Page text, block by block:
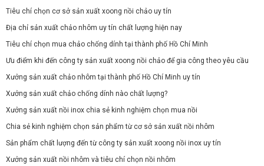
Tiêu chí chọn cơ sở sản xuất xoong nồi chảo uy tín
Địa chỉ sản xuất chảo nhôm uy tín chất lượng hiện nay
Tiêu chí chọn mua chảo chống dính tại thành phố Hồ Chí Minh
Ưu điểm khi đến công ty sản xuất xoong nồi chảo để gia công theo yêu cầu
Xưởng sản xuất chảo nhôm tại thành phố Hồ Chí Minh uy tín
Xưởng sản xuất chảo chống dính nào chất lượng?
Xưởng sản xuất nồi inox chia sẻ kinh nghiệm chọn mua nồi
Chia sẻ kinh nghiệm chọn sản phẩm từ cơ sở sản xuất nồi nhôm
Sản phẩm chất lượng đến từ công ty sản xuất xoong nồi inox uy tín
Xưởng sản xuất nồi nhôm và tiêu chí chọn nồi nhôm